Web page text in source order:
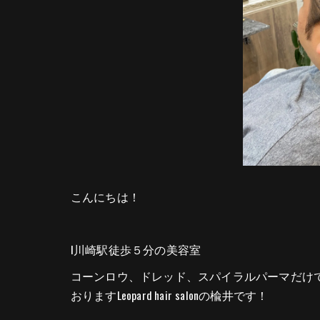
こんにちは！
l川崎駅徒歩５分の美容室
コーンロウ、ドレッド、スパイラルパーマだ
おりますLeopard hair salonの楡井です！